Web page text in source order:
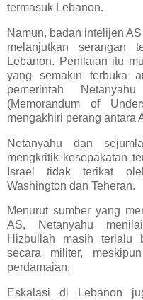
termasuk Lebanon.
Namun, badan intelijen
melanjutkan serangan
Lebanon. Penilaian itu
yang semakin terbuka
pemerintah
(Memorandum of
mengakhiri perang antara
Netanyahu dan
mengkritik kesepakatan
Israel tidak terikat
Washington dan Teheran.
Menurut sumber yang
AS, Netanyahu
Hizbullah masih terlalu
secara militer,
perdamaian.
Eskalasi di Lebanon